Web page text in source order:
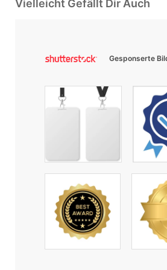
Vielleicht Gefällt Dir Auch
Gesponserte